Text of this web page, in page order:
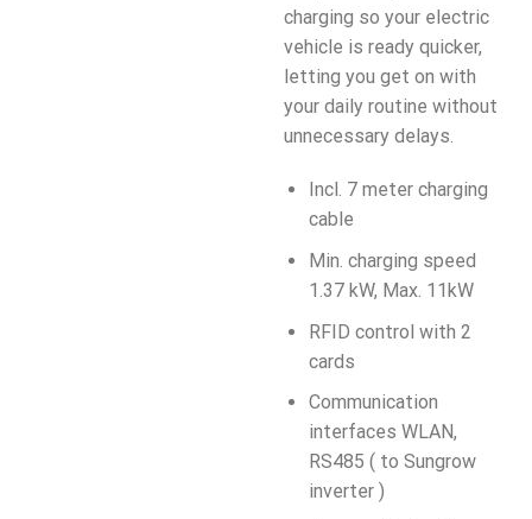
charging so your electric
vehicle is ready quicker,
letting you get on with
your daily routine without
unnecessary delays.
Incl. 7 meter charging
cable
Min. charging speed
1.37 kW, Max. 11kW
RFID control with 2
cards
Communication
interfaces WLAN,
RS485 ( to Sungrow
inverter )